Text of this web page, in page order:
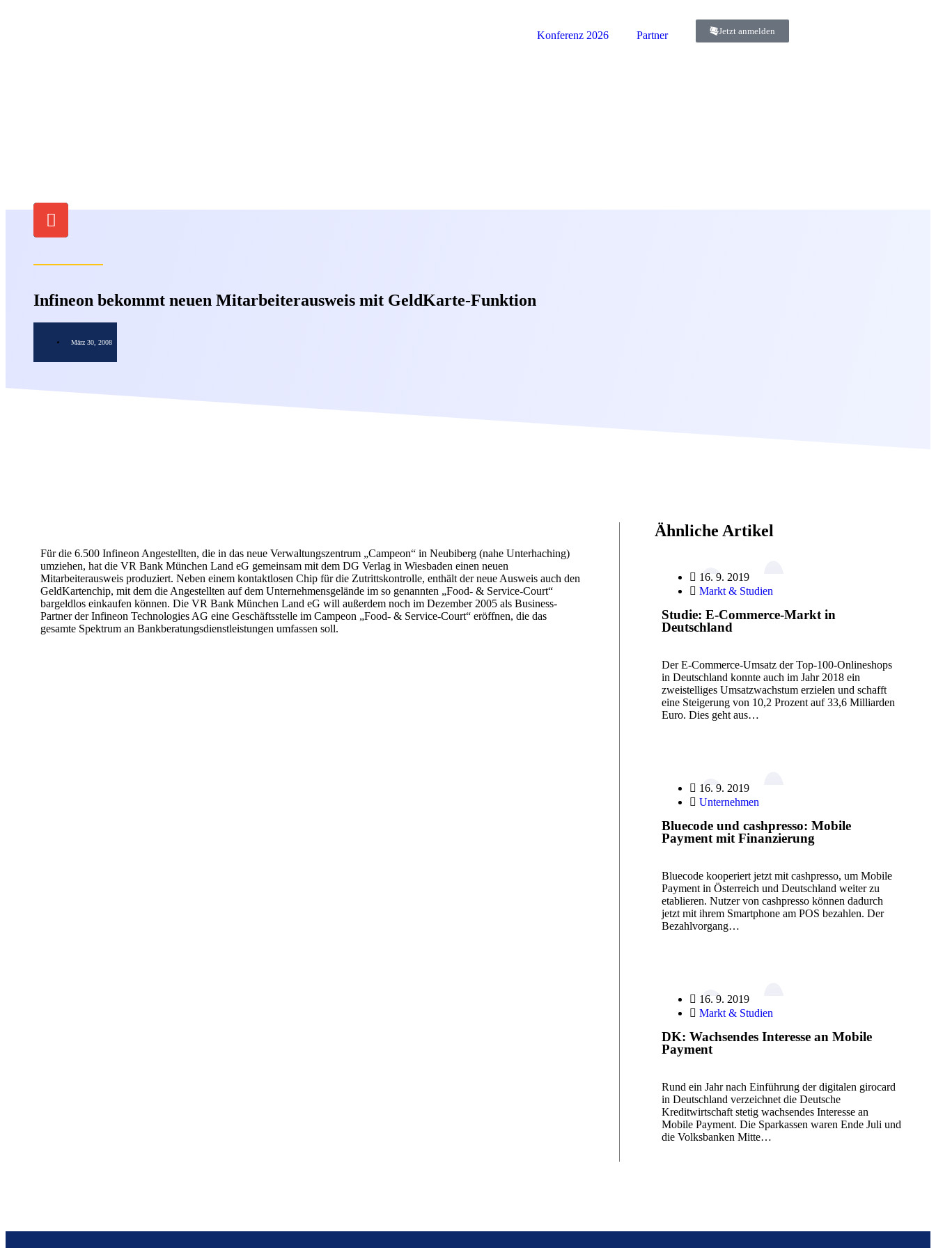
Konferenz 2026 Partner Jetzt anmelden
Infineon bekommt neuen Mitarbeiterausweis mit GeldKarte-Funktion
März 30, 2008
Für die 6.500 Infineon Angestellten, die in das neue Verwaltungszentrum „Campeon“ in Neubiberg (nahe Unterhaching)
umziehen, hat die VR Bank München Land eG gemeinsam mit dem DG Verlag in Wiesbaden einen neuen
Mitarbeiterausweis produziert. Neben einem kontaktlosen Chip für die Zutrittskontrolle, enthält der neue Ausweis auch den
GeldKartenchip, mit dem die Angestellten auf dem Unternehmensgelände im so genannten „Food- & Service-Court“
bargeldlos einkaufen können. Die VR Bank München Land eG will außerdem noch im Dezember 2005 als Business-
Partner der Infineon Technologies AG eine Geschäftsstelle im Campeon „Food- & Service-Court“ eröffnen, die das
gesamte Spektrum an Bankberatungsdienstleistungen umfassen soll.
Ähnliche Artikel
16. 9. 2019
Markt & Studien
Studie: E-Commerce-Markt in
Deutschland
Der E-Commerce-Umsatz der Top-100-Onlineshops
in Deutschland konnte auch im Jahr 2018 ein
zweistelliges Umsatzwachstum erzielen und schafft
eine Steigerung von 10,2 Prozent auf 33,6 Milliarden
Euro. Dies geht aus…
16. 9. 2019
Unternehmen
Bluecode und cashpresso: Mobile
Payment mit Finanzierung
Bluecode kooperiert jetzt mit cashpresso, um Mobile
Payment in Österreich und Deutschland weiter zu
etablieren. Nutzer von cashpresso können dadurch
jetzt mit ihrem Smartphone am POS bezahlen. Der
Bezahlvorgang…
16. 9. 2019
Markt & Studien
DK: Wachsendes Interesse an Mobile
Payment
Rund ein Jahr nach Einführung der digitalen girocard
in Deutschland verzeichnet die Deutsche
Kreditwirtschaft stetig wachsendes Interesse an
Mobile Payment. Die Sparkassen waren Ende Juli und
die Volksbanken Mitte…